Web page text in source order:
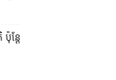
ន្តែ​